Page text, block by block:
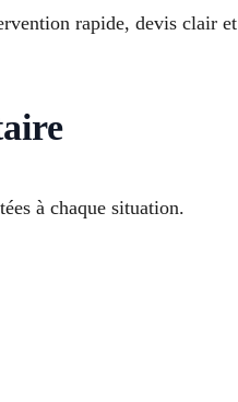
rapide, devis clair et
à chaque situation.